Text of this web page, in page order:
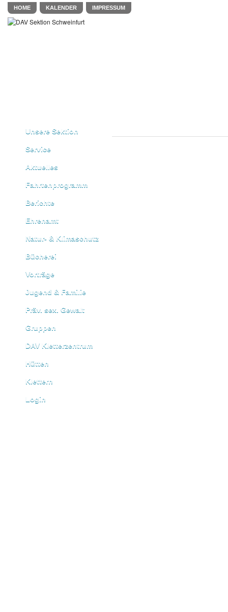
HOME KALENDER IMPRESSUM
Unsere Sektion
Service
Aktuelles
Fahrtenprogramm
Berichte
Ehrenamt
Natur- & Klimaschutz
Bücherei
Vorträge
Jugend & Familie
Präv. sex. Gewalt
Gruppen
DAV Kletterzentrum
Hütten
Klettern
Login